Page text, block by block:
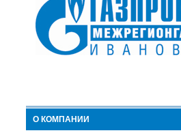
О КОМПАНИИ